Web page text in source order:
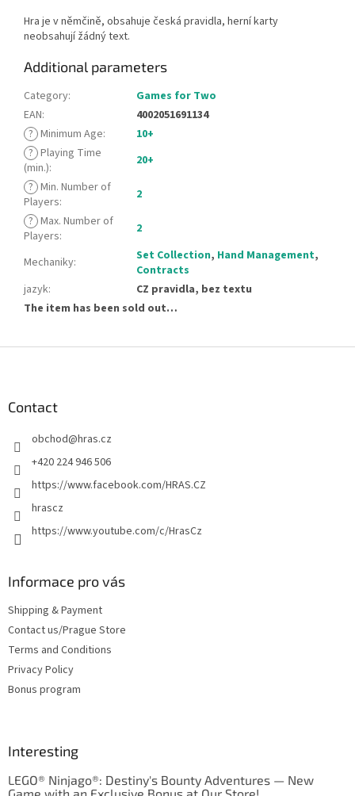
Hra je v němčině, obsahuje česká pravidla, herní karty
neobsahují žádný text.
Additional parameters
Category:
Games for Two
EAN:
4002051691134
? Minimum Age:
10+
? Playing Time
(min.):
20+
? Min. Number of
Players:
2
? Max. Number of
Players: 2
Mechaniky: Set Collection, Hand Management,
Contracts
jazyk:
CZ pravidla, bez textu
The item has been sold out…
Contact
obchod@hras.cz
+420 224 946 506
https://www.facebook.com/HRAS.CZ
hrascz
https://www.youtube.com/c/HrasCz
Informace pro vás
Shipping & Payment
Contact us/Prague Store
Terms and Conditions
Privacy Policy
Bonus program
Interesting
LEGO® Ninjago®: Destiny's Bounty Adventures — New
Game with an Exclusive Bonus at Our Store!